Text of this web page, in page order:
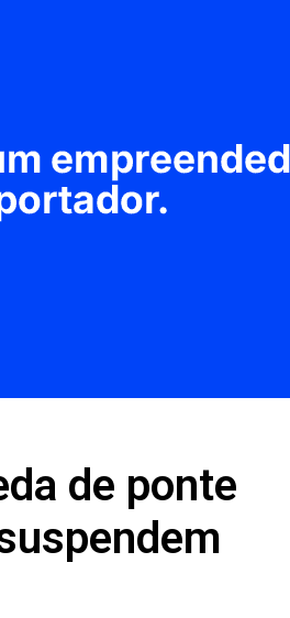
de ponte